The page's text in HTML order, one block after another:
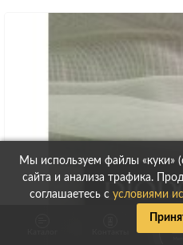
Мы используем файлы «куки»
сайта и анализа трафика.
соглашаетесь с условиями